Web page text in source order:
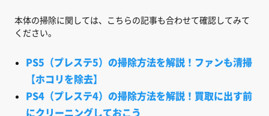
本体の掃除に関しては、こちらの記事も合わせて確認してみて
ください。
PS5（プレステ5）の掃除方法を解説！ファンも清掃
【ホコリを除去】
PS4（プレステ4）の掃除方法を解説！買取に出す前
にクリーニングしておこう